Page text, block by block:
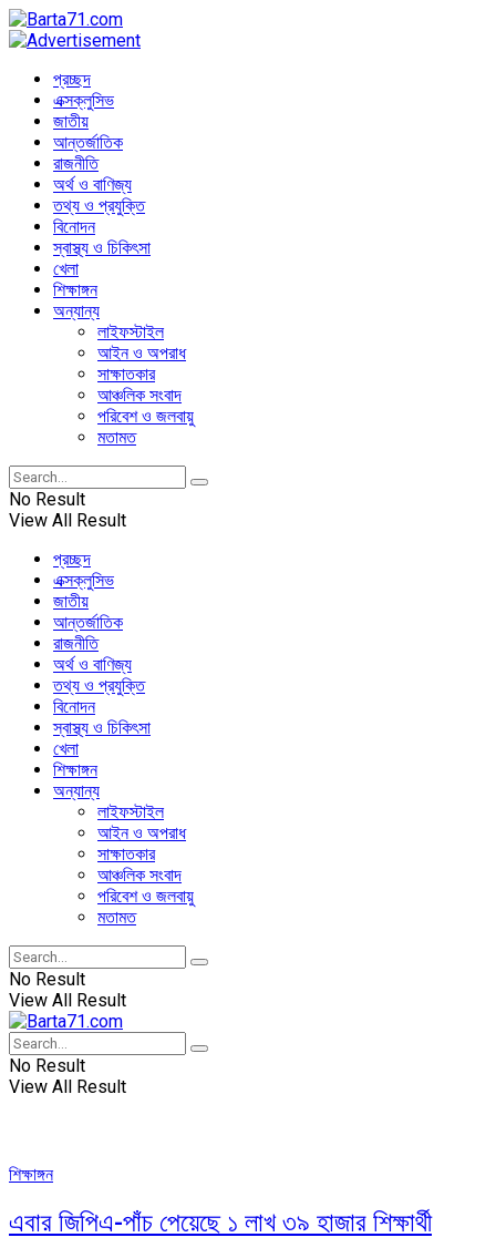
প্রচ্ছদ
এক্সক্লুসিভ
জাতীয়
আন্তর্জাতিক
রাজনীতি
অর্থ ও বাণিজ্য
তথ্য ও প্রযুক্তি
বিনোদন
স্বাস্থ্য ও চিকিৎসা
খেলা
শিক্ষাঙ্গন
অন্যান্য
লাইফস্টাইল
আইন ও অপরাধ
সাক্ষাতকার
আঞ্চলিক সংবাদ
পরিবেশ ও জলবায়ু
মতামত
No Result
View All Result
প্রচ্ছদ
এক্সক্লুসিভ
জাতীয়
আন্তর্জাতিক
রাজনীতি
অর্থ ও বাণিজ্য
তথ্য ও প্রযুক্তি
বিনোদন
স্বাস্থ্য ও চিকিৎসা
খেলা
শিক্ষাঙ্গন
অন্যান্য
লাইফস্টাইল
আইন ও অপরাধ
সাক্ষাতকার
আঞ্চলিক সংবাদ
পরিবেশ ও জলবায়ু
মতামত
No Result
View All Result
No Result
View All Result
শিক্ষাঙ্গন
এবার জিপিএ-পাঁচ পেয়েছে ১ লাখ ৩৯ হাজার শিক্ষার্থী